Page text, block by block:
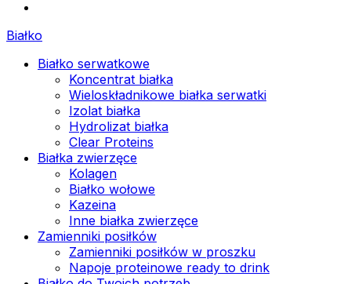
Białko
Białko serwatkowe
Koncentrat białka
Wieloskładnikowe białka serwatki
Izolat białka
Hydrolizat białka
Clear Proteins
Białka zwierzęce
Kolagen
Białko wołowe
Kazeina
Inne białka zwierzęce
Zamienniki posiłków
Zamienniki posiłków w proszku
Napoje proteinowe ready to drink